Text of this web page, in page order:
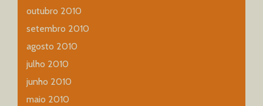
outubro 2010
setembro 2010
agosto 2010
julho 2010
junho 2010
maio 2010